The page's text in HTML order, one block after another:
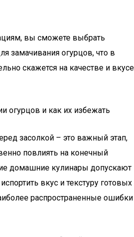
вы сможете выбрать
замачивания огурцов, что в
скажется на качестве и вкусе
огурцов и как их избежать
засолкой – это важный этап,
повлиять на конечный
домашние кулинары допускают
вкус и текстуру готовых
распространенные ошибки